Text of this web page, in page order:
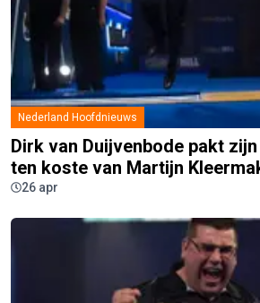
Nederland Hoofdnieuws
Dirk van Duijvenbode pakt
ten koste van Martijn
26 apr